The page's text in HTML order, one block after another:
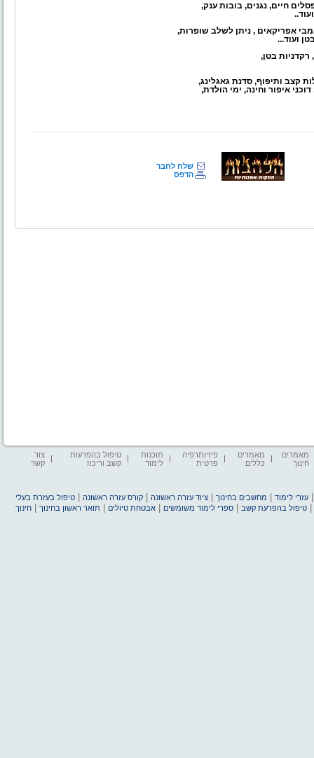
חיים, נגנים, בובות ענק,
ועוד...
רקדניות בטן,
קצב ותיפוף, סדנת גאגלינג,
איפור וחינה, ימי הולדת,
שלח לחבר
הדפס
מאמרים
חינוך
מאמרים
כללים
פיזיותרפיה
פרטית
תוכנות
לימוד
טיפול בהפרעות
קשב וריכוז
צור
קשר
עזרי לימוד מחשבים בחינוך |ציוד עזרה ראשונה |קורס עזרה ראשונה |טיפול בעזרת בעלי
|טיפול בהפרעת קשב |ספרי לימוד משומשים |אבטחת טיולים תואר ראשון בחינוך |חינוך